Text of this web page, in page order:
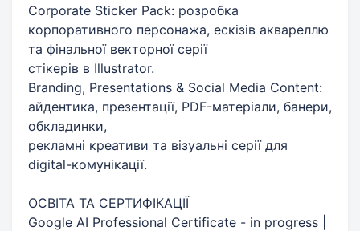
Corporate Sticker Pack: розробка
корпоративного персонажа, ескізів аквареллю
та фінальної векторної серії
стікерів в Illustrator.
Branding, Presentations & Social Media Content:
айдентика, презентації, PDF-матеріали, банери,
обкладинки,
рекламні креативи та візуальні серії для
digital-комунікації.
ОСВІТА ТА СЕРТИФІКАЦІЇ
Google AI Professional Certificate - in progress |